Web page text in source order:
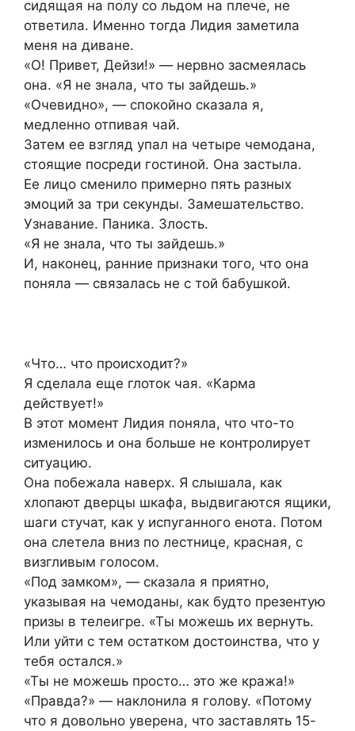
сидящая на полу со льдом на плече, не
ответила. Именно тогда Лидия заметила
меня на диване.
«О! Привет, Дейзи!» — нервно засмеялась
она. «Я не знала, что ты зайдешь.»
«Очевидно», — спокойно сказала я,
медленно отпивая чай.
Затем ее взгляд упал на четыре чемодана,
стоящие посреди гостиной. Она застыла.
Ее лицо сменило примерно пять разных
эмоций за три секунды. Замешательство.
Узнавание. Паника. Злость.
«Я не знала, что ты зайдешь.»
И, наконец, ранние признаки того, что она
поняла — связалась не с той бабушкой.
«Что… что происходит?»
Я сделала еще глоток чая. «Карма
действует!»
В этот момент Лидия поняла, что что-то
изменилось и она больше не контролирует
ситуацию.
Она побежала наверх. Я слышала, как
хлопают дверцы шкафа, выдвигаются ящики,
шаги стучат, как у испуганного енота. Потом
она слетела вниз по лестнице, красная, с
визгливым голосом.
«Под замком», — сказала я приятно,
указывая на чемоданы, как будто презентую
призы в телеигре. «Ты можешь их вернуть.
Или уйти с тем остатком достоинства, что у
тебя остался.»
«Ты не можешь просто… это же кража!»
«Правда?» — наклонила я голову. «Потому
что я довольно уверена, что заставлять 15-